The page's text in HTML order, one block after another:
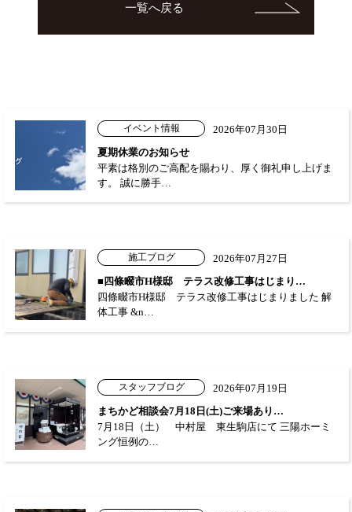
一覧へ戻る
イベント情報
2026年07月30日
夏期休業のお知らせ
平素は格別のご高配を賜わり、厚く御礼申し上げま
す。 誠に勝手…
施工ブログ
2026年07月27日
■四條畷市H様邸 テラス改修工事はじまり…
四條畷市H様邸 テラス改修工事はじまりました 解
体工事 &n…
スタッフブログ
2026年07月19日
まちかど相談会7月18日(土)ご来場あり…
7月18日（土） 中村屋 東生駒店にて 三陽ホーミ
ング恒例の…